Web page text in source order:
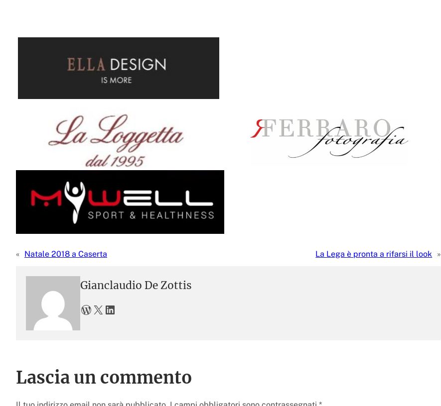
« Natale 2018 a Caserta La Lega è pronta a rifarsi il look »
Gianclaudio De Zottis
WordPress X LinkedIn
Lascia un commento